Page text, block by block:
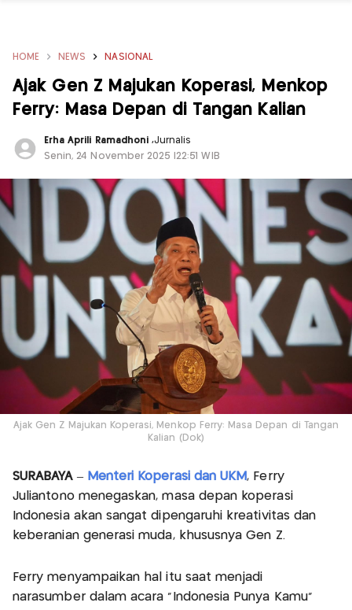
HOME NEWS NASIONAL
Ajak Gen Z Majukan Koperasi, Menkop
Ferry: Masa Depan di Tangan Kalian
Erha Aprili Ramadhoni,Jurnalis
Senin, 24 November 2025 |22:51 WIB
Ajak Gen Z Majukan Koperasi, Menkop Ferry: Masa Depan di Tangan
Kalian (Dok)
SURABAYA– Menteri Koperasi dan UKM, Ferry
Juliantono menegaskan, masa depan koperasi
Indonesia akan sangat dipengaruhi kreativitas dan
keberanian generasi muda, khususnya Gen Z.
Ferry menyampaikan hal itu saat menjadi
narasumber dalam acara “Indonesia Punya Kamu”